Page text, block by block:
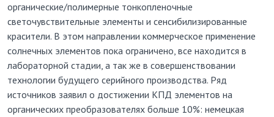
органические/полимерные тонкопленочные
светочувствительные элементы и сенсибилизированные
красители. В этом направлении коммерческое применение
солнечных элементов пока ограничено, все находится в
лабораторной стадии, а так же в совершенствовании
технологии будущего серийного производства. Ряд
источников заявил о достижении КПД элементов на
органических преобразователях больше 10%: немецкая